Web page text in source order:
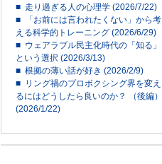
■ 走り過ぎる人の心理学 (2026/7/22)
■ 「お前には言われたくない」から考
える科学的トレーニング (2026/6/29)
■ ウェアラブル民主化時代の「知る」
という選択 (2026/3/13)
■ 根拠の薄い話が好き (2026/2/9)
■ リング禍のプロボクシング界を変え
るにはどうしたら良いのか？ （後編）
(2026/1/22)